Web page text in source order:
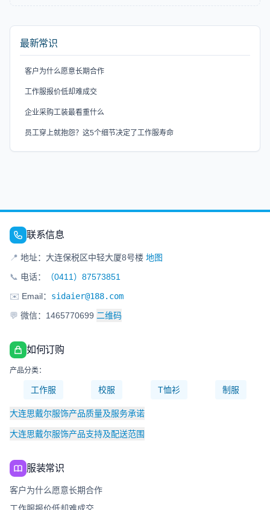
最新常识
客户为什么愿意长期合作
工作服报价低却难成交
企业采购工装最看重什么
员工穿上就抱怨？这5个细节决定了工作服寿命
联系信息
📍 地址：大连保税区中轻大厦8号楼 地图
📞 电话：
（0411）87573851
✉️ Email： sidaier@188.com
💬 微信：1465770699 二维码
如何订购
产品分类：
工作服 校服 T恤衫 制服
大连思戴尔服饰产品质量及服务承诺
大连思戴尔服饰产品支持及配送范围
服装常识
客户为什么愿意长期合作